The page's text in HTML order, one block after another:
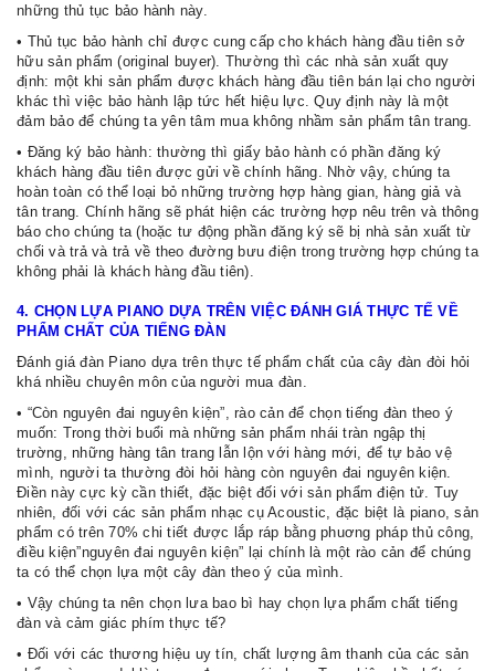
những thủ tục bảo hành này.
• Thủ tục bảo hành chỉ được cung cấp cho khách hàng đầu tiên sở
hữu sản phẩm (original buyer). Thường thì các nhà sản xuất quy
định: một khi sản phẩm được khách hàng đầu tiên bán lại cho người
khác thì việc bảo hành lập tức hết hiệu lực. Quy định này là một
đảm bảo để chúng ta yên tâm mua không nhầm sản phẩm tân trang.
• Đăng ký bảo hành: thường thì giấy bảo hành có phần đăng ký
khách hàng đầu tiên được gửi về chính hãng. Nhờ vậy, chúng ta
hoàn toàn có thể loại bỏ những trường hợp hàng gian, hàng giả và
tân trang. Chính hãng sẽ phát hiện các trường hợp nêu trên và thông
báo cho chúng ta (hoặc tư động phần đăng ký sẽ bị nhà sản xuất từ
chối và trả và trả về theo đường bưu điện trong trường hợp chúng ta
không phải là khách hàng đầu tiên).
4. CHỌN LỰA PIANO DỰA TRÊN VIỆC ĐÁNH GIÁ THỰC TẾ VỀ
PHẨM CHẤT CỦA TIẾNG ĐÀN
Đánh giá đàn Piano dựa trên thực tế phẩm chất của cây đàn đòi hỏi
khá nhiều chuyên môn của người mua đàn.
• “Còn nguyên đai nguyên kiện”, rào cản để chọn tiếng đàn theo ý
muốn: Trong thời buổi mà những sản phẩm nhái tràn ngập thị
trường, những hàng tân trang lẫn lộn với hàng mới, để tự bảo vệ
mình, người ta thường đòi hỏi hàng còn nguyên đai nguyên kiện.
Điền này cực kỳ cần thiết, đặc biệt đối với sản phẩm điện tử. Tuy
nhiên, đối với các sản phẩm nhạc cụ Acoustic, đặc biệt là piano, sản
phẩm có trên 70% chi tiết được lắp ráp bằng phuơng pháp thủ công,
điều kiện”nguyên đai nguyên kiện” lại chính là một rào cản để chúng
ta có thể chọn lựa một cây đàn theo ý của mình.
• Vậy chúng ta nên chọn lưa bao bì hay chọn lựa phẩm chất tiếng
đàn và cảm giác phím thực tế?
• Đối với các thương hiệu uy tín, chất lượng âm thanh của các sản